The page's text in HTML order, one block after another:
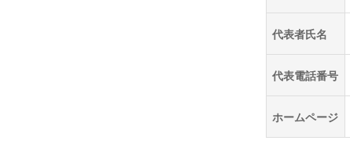
代表者氏名
代表電話番号
ホームページ